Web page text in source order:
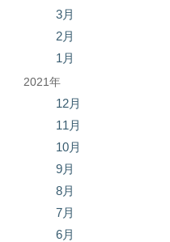
3月
2月
1月
2021年
12月
11月
10月
9月
8月
7月
6月